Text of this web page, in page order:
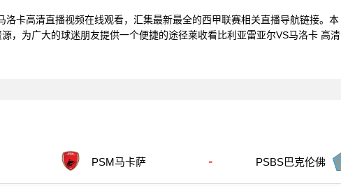
洛卡高清直播视频在线观看，汇集最新最全的西甲联赛相关直播导航链接。本
，为广大的球迷朋友提供一个便捷的途径莱收看比利亚雷亚尔VS马洛卡 高清
PSM马卡萨 - PSBS巴克伦佛